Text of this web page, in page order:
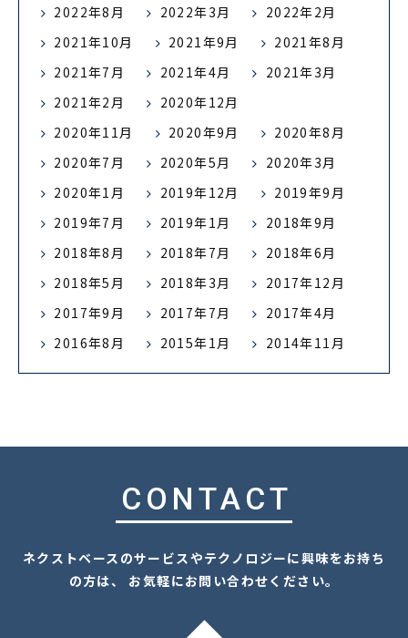
2022年8月
2022年3月
2022年2月
2021年10月
2021年9月
2021年8月
2021年7月
2021年4月
2021年3月
2021年2月
2020年12月
2020年11月
2020年9月
2020年8月
2020年7月
2020年5月
2020年3月
2020年1月
2019年12月
2019年9月
2019年7月
2019年1月
2018年9月
2018年8月
2018年7月
2018年6月
2018年5月
2018年3月
2017年12月
2017年9月
2017年7月
2017年4月
2016年8月
2015年1月 2014年11月
CONTACT
ネクストベースのサービスやテクノロジーに興味をお持ち
の方は、 お気軽にお問い合わせください。